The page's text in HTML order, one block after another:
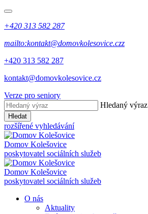
+420 313 582 287
mailto:kontakt@domovkolesovice.czz
+420 313 582 287
kontakt@domovkolesovice.cz
Verze pro seniory
Hledaný výraz
Hledat
rozšířené vyhledávání
Domov Kolešovice
poskytovatel sociálních služeb
Domov Kolešovice
poskytovatel sociálních služeb
O nás
Aktuality